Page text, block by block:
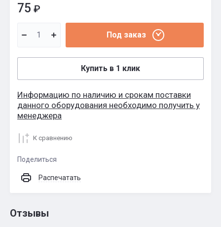
75 ₽
Под заказ
Купить в 1 клик
Информацию по наличию и срокам поставки
данного оборудования необходимо получить у
менеджера
К сравнению
Поделиться
Распечатать
Отзывы